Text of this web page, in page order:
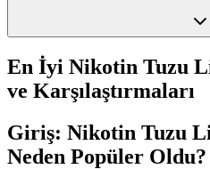
En İyi Nikotin Tuzu
ve Karşılaştırmaları
Giriş: Nikotin Tuzu
Neden Popüler Oldu?